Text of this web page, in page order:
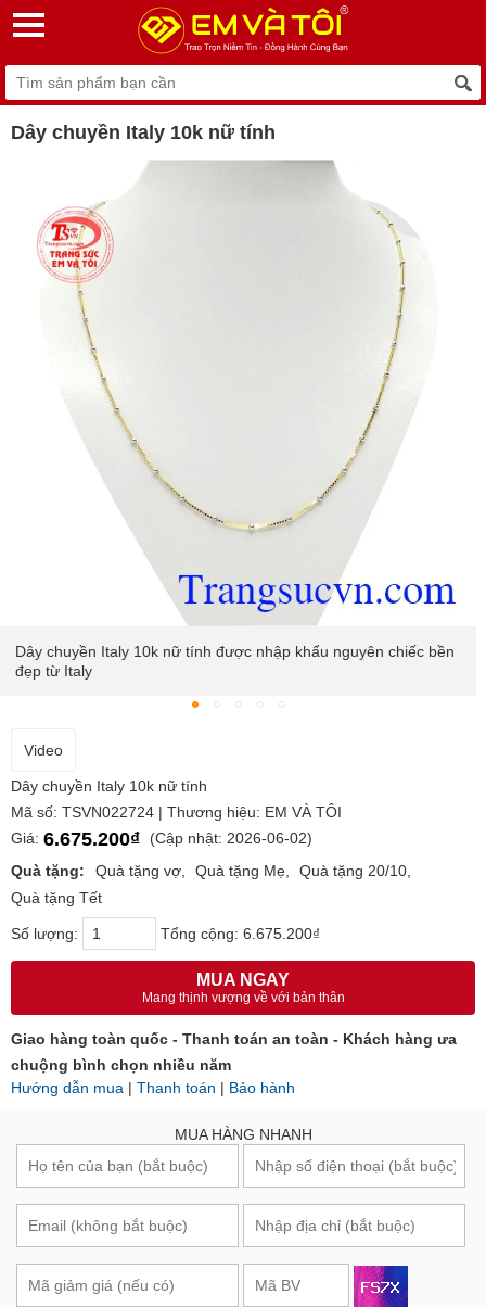
Dây chuyền Italy 10k nữ tính
Dây chuyền Italy 10k nữ tính được nhập khẩu nguyên chiếc bền
đẹp từ Italy
Video
Dây chuyền Italy 10k nữ tính
Mã số: TSVN022724 | Thương hiệu: EM VÀ TÔI
Giá: 6.675.200₫
(Cập nhật: 2026-06-02)
Quà tặng:
Quà tặng vợ Quà tặng Mẹ
Quà tặng 20/10
Quà tặng Tết
Số lượng: Tổng cộng: 6.675.200₫
MUA NGAY
Mang thịnh vượng về với bản thân
Giao hàng toàn quốc - Thanh toán an toàn - Khách hàng ưa
chuộng bình chọn nhiều năm
Hướng dẫn mua | Thanh toán | Bảo hành
MUA HÀNG NHANH